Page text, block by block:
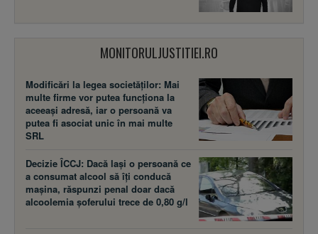
MONITORULJUSTITIEI.RO
Modificări la legea societăţilor: Mai
multe firme vor putea funcţiona la
aceeaşi adresă, iar o persoană va
putea fi asociat unic în mai multe
SRL
Decizie ÎCCJ: Dacă laşi o persoană ce
a consumat alcool să îţi conducă
maşina, răspunzi penal doar dacă
alcoolemia şoferului trece de 0,80 g/l